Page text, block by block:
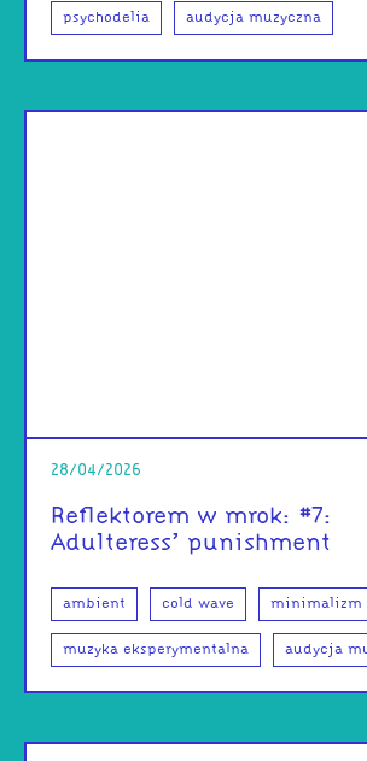
psychodelia audycja muzyczna
28/04/2026
Reflektorem w mrok: #7:
Adulteress’ punishment
ambient cold wave minimalizm
muzyka eksperymentalna audycja